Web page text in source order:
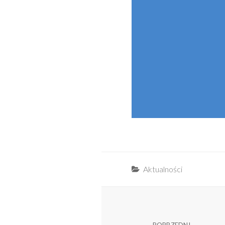
Categories
Aktualności